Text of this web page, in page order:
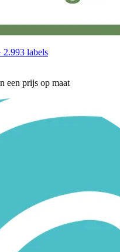
labels
een prijs op maat